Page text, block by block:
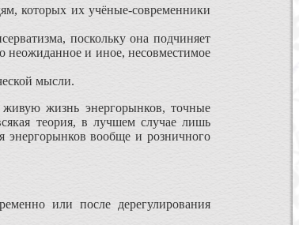
которых их учёные-современники
поскольку она подчиняет
неожиданное и иное, несовместимое
мысли.
жизнь энергорынков, точные
теория, в лучшем случае лишь
энергорынков вообще и розничного
или после дерегулирования